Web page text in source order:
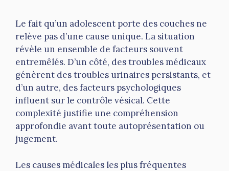
Le fait qu’un adolescent porte des couches ne
relève pas d’une cause unique. La situation
révèle un ensemble de facteurs souvent
entremêlés. D’un côté, des troubles médicaux
génèrent des troubles urinaires persistants, et
d’un autre, des facteurs psychologiques
influent sur le contrôle vésical. Cette
complexité justifie une compréhension
approfondie avant toute autoprésentation ou
jugement.
Les causes médicales les plus fréquentes